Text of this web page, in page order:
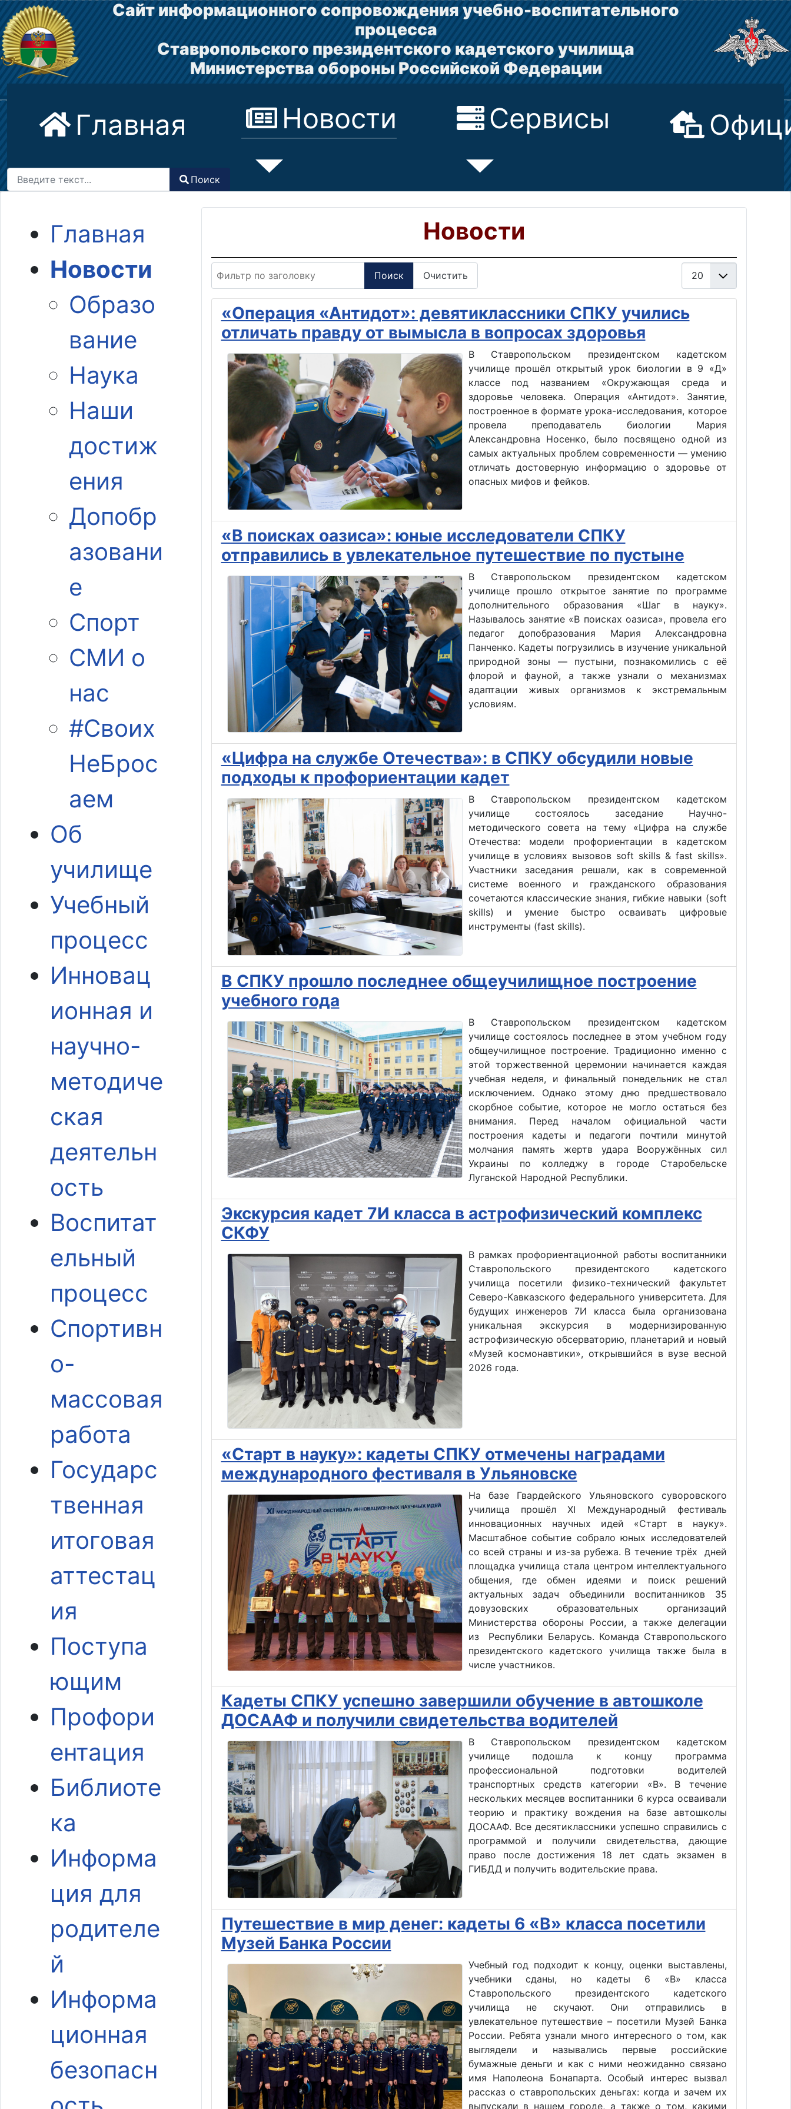
Сайт информационного сопровождения учебно-воспитательного
процесса
Ставропольского президентского кадетского училища
Министерства обороны Российской Федерации
Главная Новости Сервисы
Поиск
Поиск
Главная
Новости
Образо
вание
Наука
Наши
достиж
ения
Допобр
азовани
е
Спорт
СМИ о
нас
#Своих
НеБрос
аем
Об
училище
Учебный
процесс
Инновац
ионная и
научно-
методиче
ская
деятельн
ость
Воспитат
ельный
процесс
Спортивн
о-
массовая
работа
Государс
твенная
итоговая
аттестац
ия
Поступа
ющим
Профори
ентация
Библиоте
ка
Информа
ция для
родителе
й
Информа
ционная
безопасн
Новости
Поиск Очистить
«Операция «Антидот»: девятиклассники СПКУ учились
отличать правду от вымысла в вопросах здоровья
В Ставропольском президентском кадетском
училище прошёл открытый урок биологии в 9 «Д»
классе под названием «Окружающая среда и
здоровье человека. Операция «Антидот». Занятие,
построенное в формате урока-исследования, которое
провела преподаватель биологии Мария
Александровна Носенко, было посвящено одной из
самых актуальных проблем современности — умению
отличать достоверную информацию о здоровье от
опасных мифов и фейков.
«В поисках оазиса»: юные исследователи СПКУ
отправились в увлекательное путешествие по пустыне
В Ставропольском президентском кадетском
училище прошло открытое занятие по программе
дополнительного образования «Шаг в науку».
Называлось занятие «В поисках оазиса», провела его
педагог допобразования Мария Александровна
Панченко. Кадеты погрузились в изучение уникальной
природной зоны — пустыни, познакомились с её
флорой и фауной, а также узнали о механизмах
адаптации живых организмов к экстремальным
условиям.
«Цифра на службе Отечества»: в СПКУ обсудили новые
подходы к профориентации кадет
В Ставропольском президентском кадетском
училище состоялось заседание Научно-
методического совета на тему «Цифра на службе
Отечества: модели профориентации в кадетском
училище в условиях вызовов soft skills & fast skills».
Участники заседания решали, как в современной
системе военного и гражданского образования
сочетаются классические знания, гибкие навыки (soft
skills) и умение быстро осваивать цифровые
инструменты (fast skills).
В СПКУ прошло последнее общеучилищное построение
учебного года
В Ставропольском президентском кадетском
училище состоялось последнее в этом учебном году
общеучилищное построение. Традиционно именно с
этой торжественной церемонии начинается каждая
учебная неделя, и финальный понедельник не стал
исключением. Однако этому дню предшествовало
скорбное событие, которое не могло остаться без
внимания. Перед началом официальной части
построения кадеты и педагоги почтили минутой
молчания память жертв удара Вооружённых сил
Украины по колледжу в городе Старобельске
Луганской Народной Республики.
Экскурсия кадет 7И класса в астрофизический комплекс
СКФУ
В рамках профориентационной работы воспитанники
Ставропольского президентского кадетского
училища посетили физико-технический факультет
Северо-Кавказского федерального университета. Для
будущих инженеров 7И класса была организована
уникальная экскурсия в модернизированную
астрофизическую обсерваторию, планетарий и новый
«Музей космонавтики», открывшийся в вузе весной
2026 года.
«Старт в науку»: кадеты СПКУ отмечены наградами
международного фестиваля в Ульяновске
На базе Гвардейского Ульяновского суворовского
училища прошёл XI Международный фестиваль
инновационных научных идей «Старт в науку».
Масштабное событие собрало юных исследователей
со всей страны и из-за рубежа. В течение трёх дней
площадка училища стала центром интеллектуального
общения, где обмен идеями и поиск решений
актуальных задач объединили воспитанников 35
довузовских образовательных организаций
Министерства обороны России, а также делегации
из Республики Беларусь. Команда Ставропольского
президентского кадетского училища также была в
числе участников.
Кадеты СПКУ успешно завершили обучение в автошколе
ДОСААФ и получили свидетельства водителей
В Ставропольском президентском кадетском
училище подошла к концу программа
профессиональной подготовки водителей
транспортных средств категории «В». В течение
нескольких месяцев воспитанники 6 курса осваивали
теорию и практику вождения на базе автошколы
ДОСААФ. Все десятиклассники успешно справились с
программой и получили свидетельства, дающие
право после достижения 18 лет сдать экзамен в
ГИБДД и получить водительские права.
Путешествие в мир денег: кадеты 6 «В» класса посетили
Музей Банка России
Учебный год подходит к концу, оценки выставлены,
учебники сданы, но кадеты 6 «В» класса
Ставропольского президентского кадетского
училища не скучают. Они отправились в
увлекательное путешествие – посетили Музей Банка
России. Ребята узнали много интересного о том, как
выглядели и назывались первые российские
бумажные деньги и как с ними неожиданно связано
имя Наполеона Бонапарта. Особый интерес вызвал
рассказ о ставропольских деньгах: когда и зачем их
выпускали в нашем городе, а также о том, какими